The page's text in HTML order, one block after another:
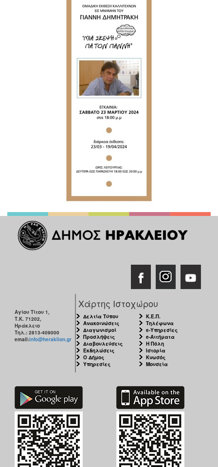
Αγίου Τίτου 1,
Τ.Κ. 71202,
Ηράκλειο
Τηλ.: 2813-409000
email:info@heraklion.gr
Χάρτης Ιστοχώρου
Δελτία Τύπου
Ανακοινώσεις
Διαγωνισμοί
Προσλήψεις
Διαβουλεύσεις
Εκδηλώσεις
Ο Δήμος
Υπηρεσίες
Κ.Ε.Π.
Τηλέφωνα
e-Υπηρεσίες
e-Αιτήματα
Η Πόλη
Ιστορία
Κνωσός
Μουσεία